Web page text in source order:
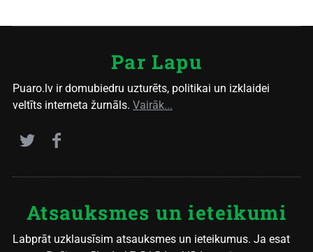
Par Lapu
Puaro.lv ir domubiedru uzturēts, politikai un izklaidei
veltīts interneta žurnāls. Vairāk...
Atsauksmes un ieteikumi
Labprāt uzklausīsim atsauksmes un ieteikumus. Ja esat